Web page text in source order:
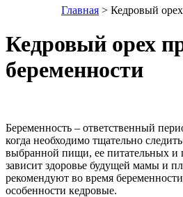
Главная > Кедровый
Кедровый орех
беременности
Беременность – ответственный
когда необходимо тщательно
выбранной пищи, ее питательных и
зависит здоровье будущей мамы и
рекомендуют во время
особенности кедровые.